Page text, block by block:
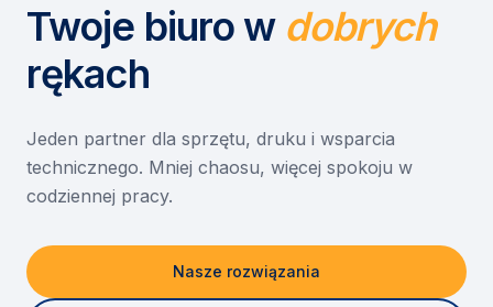
Drukarki i urządzenia wielofunkcyjne
Etykiety i identyfikacja
Skanery i obieg dokumentów
Monitory interaktywne
Niszczarki dokumentów
Wynajem drukarek
Wynajem urządzeń biurowych
Asystent druku
EZD RP
Misja szkoła
Serwis
O nas
Kontakt
Twoje biuro w dobrych
rękach
Jeden partner dla sprzętu, druku i wsparcia
technicznego. Mniej chaosu, więcej spokoju w
codziennej pracy.
Nasze rozwiązania